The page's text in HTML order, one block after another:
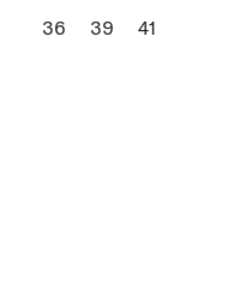
36 39 41